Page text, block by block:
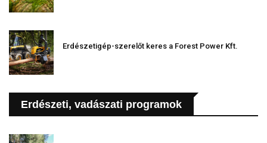
Erdészetigép-szerelőt keres a Forest Power Kft.
Erdészeti, vadászati programok